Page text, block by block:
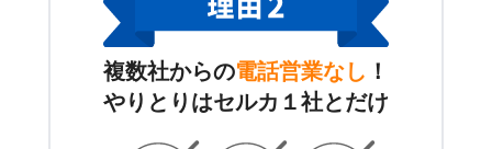
複数社からの電話営業なし ！
やりとりはセルカ１社とだけ